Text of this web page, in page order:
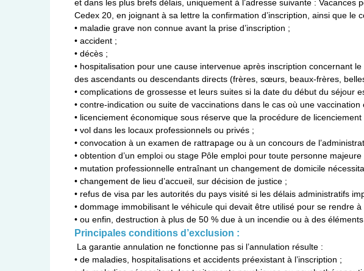
et dans les plus brefs délais, uniquement à l’adresse suivante :
Cedex 20, en joignant à sa lettre la confirmation d’inscription, ainsi que
• maladie grave non connue avant la prise d’inscription ;
• accident ;
• décès ;
• hospitalisation pour une cause intervenue après inscription concernant
des ascendants ou descendants directs (frères, sœurs, beaux-frères,
• complications de grossesse et leurs suites si la date du début du séjour
• contre-indication ou suite de vaccinations dans le cas où une
• licenciement économique sous réserve que la procédure de
• vol dans les locaux professionnels ou privés ;
• convocation à un examen de rattrapage ou à un concours de
• obtention d’un emploi ou stage Pôle emploi pour toute personne
• mutation professionnelle entraînant un changement de domicile
• changement de lieu d’accueil, sur décision de justice ;
• refus de visa par les autorités du pays visité si les délais administratifs
• dommage immobilisant le véhicule qui devait être utilisé pour se rendre
• ou enfin, destruction à plus de 50 % due à un incendie ou à des
Principales conditions d’exclusion :
La garantie annulation ne fonctionne pas si l’annulation résulte :
• de maladies, hospitalisations et accidents préexistant à l’inscription ;